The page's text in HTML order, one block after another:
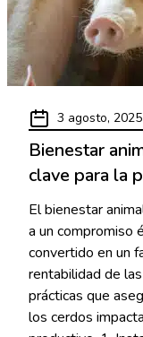
3 agosto, 2025
Bienestar
clave para la
El bienestar
a un compromiso
convertido en un
rentabilidad de
prácticas que
los cerdos